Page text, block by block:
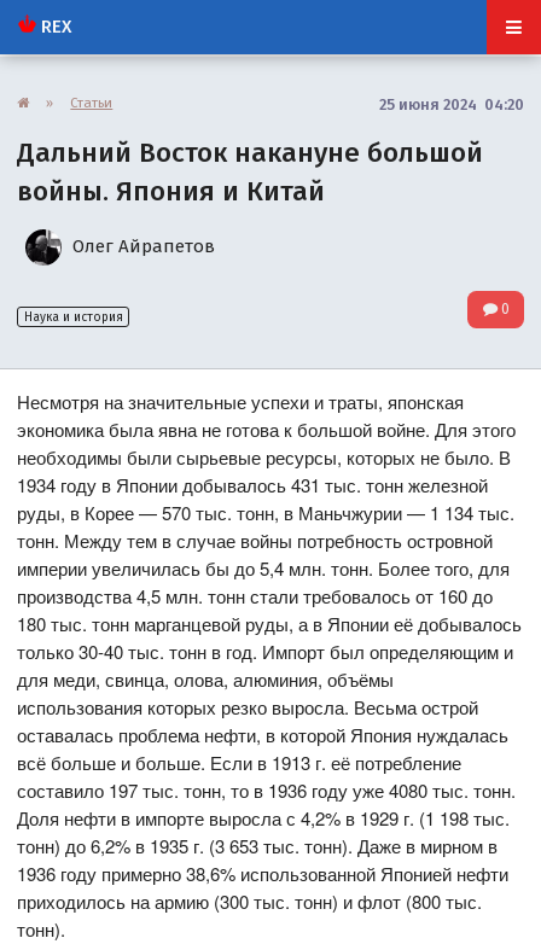
REX
» Статьи 25 июня 2024 04:20
Дальний Восток накануне большой
войны. Япония и Китай
Олег Айрапетов
Наука и история 0
Несмотря на значительные успехи и траты, японская
экономика была явна не готова к большой войне. Для этого
необходимы были сырьевые ресурсы, которых не было. В
1934 году в Японии добывалось 431 тыс. тонн железной
руды, в Корее — 570 тыс. тонн, в Маньчжурии — 1 134 тыс.
тонн. Между тем в случае войны потребность островной
империи увеличилась бы до 5,4 млн. тонн. Более того, для
производства 4,5 млн. тонн стали требовалось от 160 до
180 тыс. тонн марганцевой руды, а в Японии её добывалось
только 30-40 тыс. тонн в год. Импорт был определяющим и
для меди, свинца, олова, алюминия, объёмы
использования которых резко выросла. Весьма острой
оставалась проблема нефти, в которой Япония нуждалась
всё больше и больше. Если в 1913 г. её потребление
составило 197 тыс. тонн, то в 1936 году уже 4080 тыс. тонн.
Доля нефти в импорте выросла с 4,2% в 1929 г. (1 198 тыс.
тонн) до 6,2% в 1935 г. (3 653 тыс. тонн). Даже в мирном в
1936 году примерно 38,6% использованной Японией нефти
приходилось на армию (300 тыс. тонн) и флот (800 тыс.
тонн).